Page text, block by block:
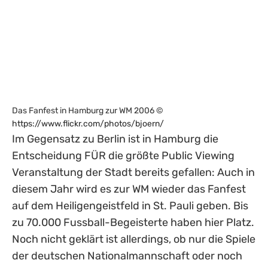
Das Fanfest in Hamburg zur WM 2006 ©
https://www.flickr.com/photos/bjoern/
Im Gegensatz zu Berlin ist in Hamburg die
Entscheidung FÜR die größte Public Viewing
Veranstaltung der Stadt bereits gefallen: Auch in
diesem Jahr wird es zur WM wieder das Fanfest
auf dem Heiligengeistfeld in St. Pauli geben. Bis
zu 70.000 Fussball-Begeisterte haben hier Platz.
Noch nicht geklärt ist allerdings, ob nur die Spiele
der deutschen Nationalmannschaft oder noch